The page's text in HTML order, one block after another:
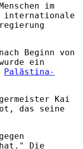
im
internationale
Beginn von
ein
Palästina-
Kai
das seine
Die